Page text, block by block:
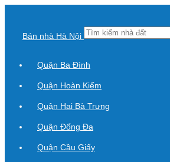
Bán nhà Hà Nội
Quận Ba Đình
Quận Hoàn Kiếm
Quận Hai Bà Trưng
Quận Đống Đa
Quận Cầu Giấy